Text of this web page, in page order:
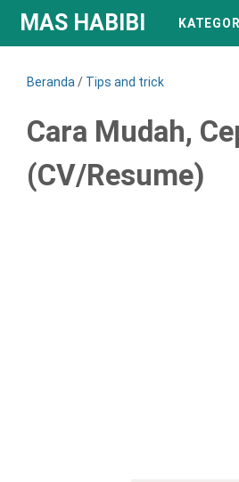
MAS HABIBI KATEGORI
Beranda / Tips and trick
Cara Mudah,
(CV/Resume)